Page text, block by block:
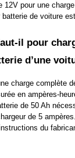
12V pour une
de voiture est
il pour
d’une
charge complète
en ampères-
de 50 Ah
de 5
du